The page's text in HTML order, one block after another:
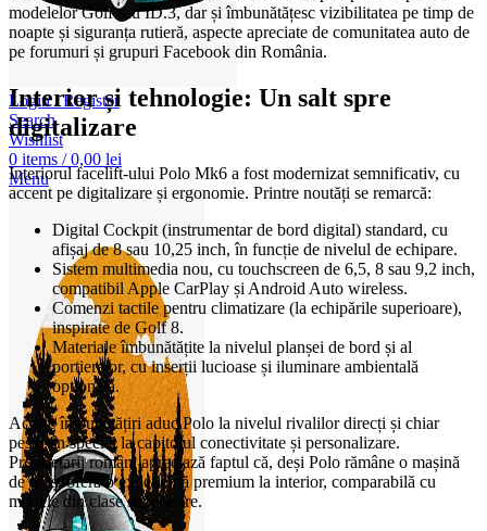
Login / Register
Search
Wishlist
0 items / 0,00 lei
Menu
modelelor Golf sau ID.3, dar și îmbunătățesc vizibilitatea pe timp de
noapte și siguranța rutieră, aspecte apreciate de comunitatea auto de
pe forumuri și grupuri Facebook din România.
Interior și tehnologie: Un salt spre
digitalizare
Interiorul facelift-ului Polo Mk6 a fost modernizat semnificativ, cu
accent pe digitalizare și ergonomie. Printre noutăți se remarcă:
Digital Cockpit (instrumentar de bord digital) standard, cu
afișaj de 8 sau 10,25 inch, în funcție de nivelul de echipare.
Sistem multimedia nou, cu touchscreen de 6,5, 8 sau 9,2 inch,
compatibil Apple CarPlay și Android Auto wireless.
Comenzi tactile pentru climatizare (la echipările superioare),
inspirate de Golf 8.
Materiale îmbunătățite la nivelul planșei de bord și al
portierelor, cu inserții lucioase și iluminare ambientală
opțională.
Aceste îmbunătățiri aduc Polo la nivelul rivalilor direcți și chiar
peste, în special la capitolul conectivitate și personalizare.
Proprietarii români apreciază faptul că, deși Polo rămâne o mașină
de oraș, oferă o experiență premium la interior, comparabilă cu
modele din clase superioare.